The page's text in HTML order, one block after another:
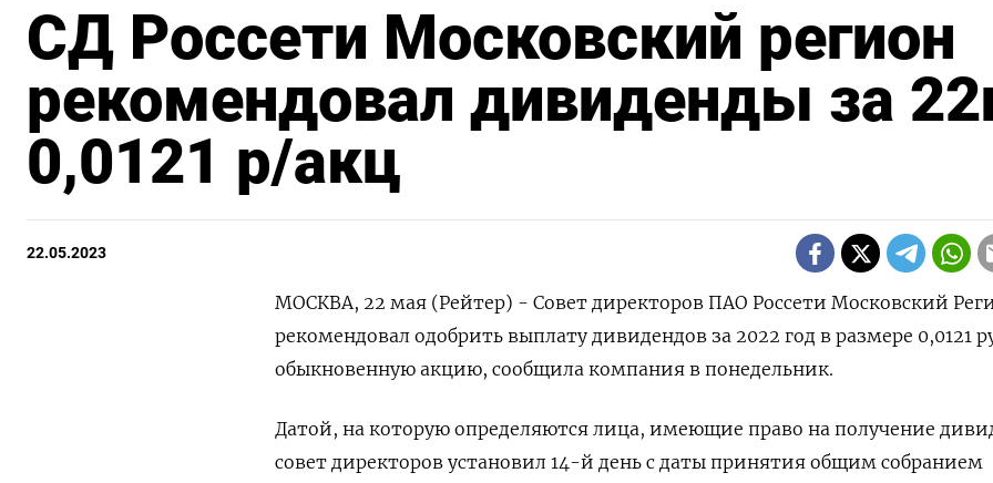
СД Россети Московский регион
рекомендовал дивиденды за
0,0121 р/акц
22.05.2023
МОСКВА, 22 мая (Рейтер) - Совет директоров ПАО Россети Московский
рекомендовал одобрить выплату дивидендов за 2022 год в размере 0,0121
обыкновенную акцию, сообщила компания в понедельник.
Датой, на которую определяются лица, имеющие право на получение
совет директоров установил 14-й день с даты принятия общим собранием